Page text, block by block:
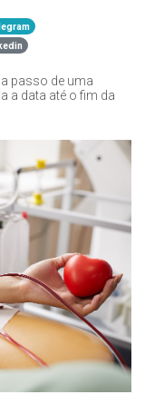
passo de uma
a data até o fim da